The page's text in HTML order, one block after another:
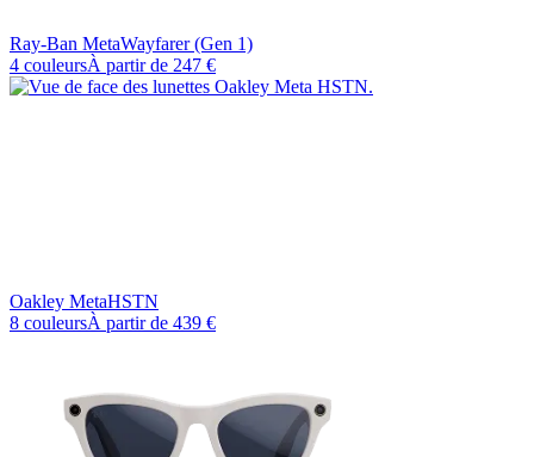
Ray-Ban MetaWayfarer (Gen 1)
4 couleursÀ partir de 247 €
Oakley MetaHSTN
8 couleursÀ partir de 439 €